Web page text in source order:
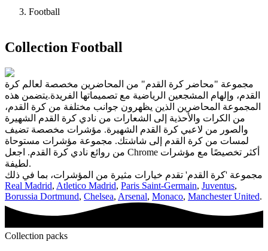
Football
Collection Football
مجموعة "محاضر كرة القدم" من المحاضرين مخصصة لعالم كرة
القدم، وإلهام المشجعين الرياضية مع تصميماتها الفريدة.يتضمن هذه
المجموعة المحاضرين الذين يظهرون جوانب مختلفة من كرة القدم،
من الكرات والأحذية إلى الشعارات من نادي كرة القدم الشهيرة
والصور من لاعبي كرة القدم الشهيرة. مؤشرات مخصصة تضيف
لمسات من كرة القدم إلى شاشتك. مجموعة مؤشرات مستوحاة
من روائع نادي كرة القدم. اجعل Chrome أكثر تخصيصًا مع مؤشرات
لطيفة.
مجموعة 'كرة القدم' تقدم خيارات مثيرة من المؤشرات، بما في ذلك
Real Madrid, Atletico Madrid, Paris Saint-Germain, Juventus,
Borussia Dortmund, Chelsea, Arsenal, Monaco, Manchester United.
Collection packs